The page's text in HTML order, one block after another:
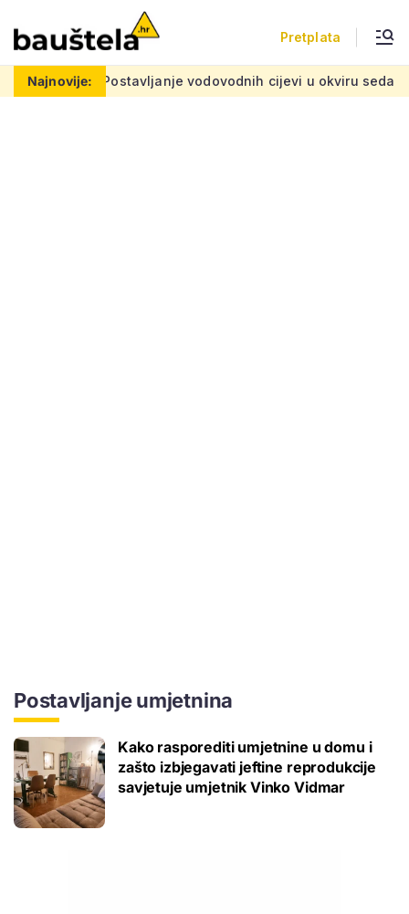
Pretplata
Najnovije:Postavljanje vodovodnih cijevi u okviru sedam
Postavljanje umjetnina
Kako rasporediti umjetnine u domu i
zašto izbjegavati jeftine reprodukcije
savjetuje umjetnik Vinko Vidmar